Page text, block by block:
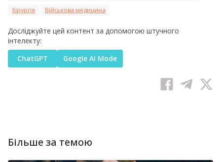
Хірургія
Військова медицина
Досліджуйте цей контент за допомогою штучного
інтелекту:
ChatGPT
Google AI Mode
Більше за темою